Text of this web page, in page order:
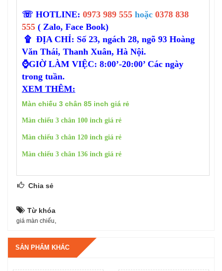
☏ HOTLINE: 0973 989 555 hoặc 0378 838
555 ( Zalo, Face Book)
۩ ĐỊA CHỈ: Số 23, ngách 28, ngõ 93 Hoàng
Văn Thái, Thanh Xuân, Hà Nội.
⌚GIỜ LÀM VIỆC: 8:00’-20:00’ Các ngày
trong tuần.
XEM THÊM:
Màn chiếu 3 chân 85 inch giá rẻ
Màn chiếu 3 chân 100 inch giá rẻ
Màn chiếu 3 chân 120 inch giá rẻ
Màn chiếu 3 chân 136 inch giá rẻ
Chia sẻ
Từ khóa
giá màn chiếu
SẢN PHẨM KHÁC